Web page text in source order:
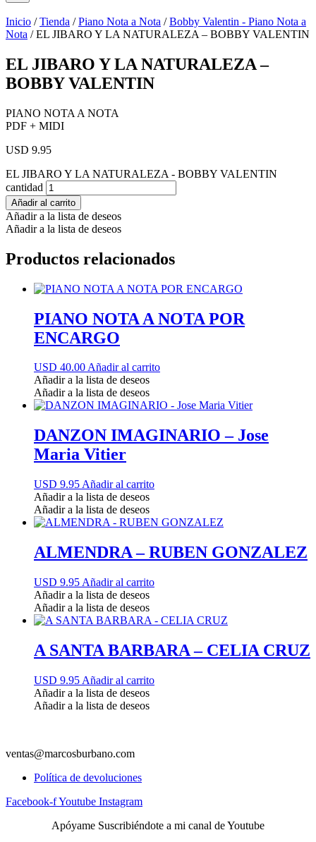
Inicio /Tienda /Piano Nota a Nota /Bobby Valentin - Piano Nota a
Nota / EL JIBARO Y LA NATURALEZA – BOBBY VALENTIN
EL JIBARO Y LA NATURALEZA –
BOBBY VALENTIN
PIANO NOTA A NOTA
PDF + MIDI
USD 9.95
EL JIBARO Y LA NATURALEZA - BOBBY VALENTIN
cantidad
Añadir al carrito
Añadir a la lista de deseos
Añadir a la lista de deseos
Productos relacionados
PIANO NOTA A NOTA POR
ENCARGO
USD 40.00Añadir al carrito
Añadir a la lista de deseos
Añadir a la lista de deseos
DANZON IMAGINARIO – Jose
Maria Vitier
USD 9.95 Añadir al carrito
Añadir a la lista de deseos
Añadir a la lista de deseos
ALMENDRA – RUBEN GONZALEZ
USD 9.95 Añadir al carrito
Añadir a la lista de deseos
Añadir a la lista de deseos
A SANTA BARBARA – CELIA CRUZ
USD 9.95 Añadir al carrito
Añadir a la lista de deseos
Añadir a la lista de deseos
ventas@marcosburbano.com
Política de devoluciones
Facebook-fYoutube Instagram
Apóyame Suscribiéndote a mi canal de Youtube